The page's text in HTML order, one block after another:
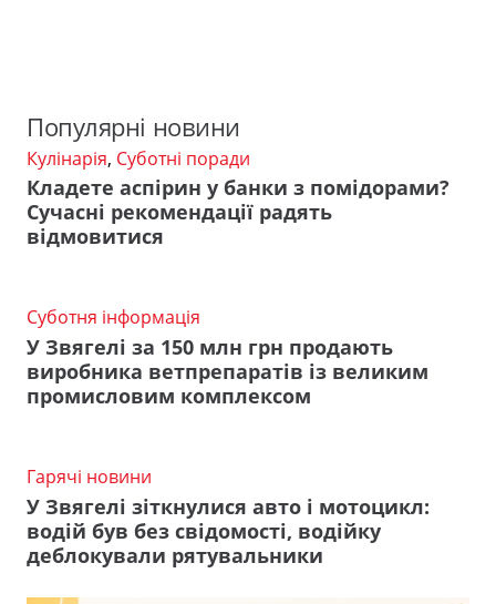
Популярні новини
Кулінарія, Суботні поради
Кладете аспірин у банки з помідорами?
Сучасні рекомендації радять
відмовитися
Суботня інформація
У Звягелі за 150 млн грн продають
виробника ветпрепаратів із великим
промисловим комплексом
Гарячі новини
У Звягелі зіткнулися авто і мотоцикл:
водій був без свідомості, водійку
деблокували рятувальники